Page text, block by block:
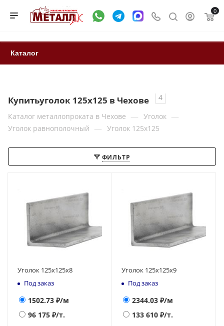
0
Каталог
Купитьуголок 125х125 в Чехове
4
Каталог металлопроката в Чехове — Уголок —
Уголок равнополочный — Уголок 125х125
ФИЛЬТР
Уголок 125х125х8
Под заказ
1502.73 ₽/м
96 175 ₽/т.
Уголок 125х125х9
Под заказ
2344.03 ₽/м
133 610 ₽/т.